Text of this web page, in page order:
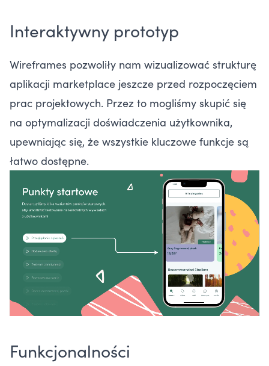
Interaktywny prototyp
Wireframes pozwoliły nam wizualizować strukturę
aplikacji marketplace jeszcze przed rozpoczęciem
prac projektowych. Przez to mogliśmy skupić się
na optymalizacji doświadczenia użytkownika,
upewniając się, że wszystkie kluczowe funkcje są
łatwo dostępne.
Funkcjonalności